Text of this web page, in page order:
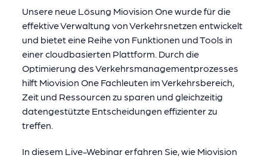
Unsere neue Lösung Miovision One wurde für die
effektive Verwaltung von Verkehrsnetzen entwickelt
und bietet eine Reihe von Funktionen und Tools in
einer cloudbasierten Plattform. Durch die
Optimierung des Verkehrsmanagementprozesses
hilft Miovision One Fachleuten im Verkehrsbereich,
Zeit und Ressourcen zu sparen und gleichzeitig
datengestützte Entscheidungen effizienter zu
treffen.
In diesem Live-Webinar erfahren Sie, wie Miovision